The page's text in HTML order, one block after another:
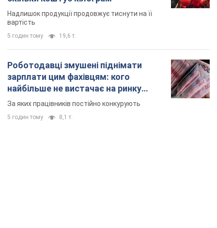
Надлишок продукції продовжує тиснути на її
вартість
5 годин тому 19,6 т.
Роботодавці змушені піднімати
зарплати цим фахівцям: кого
найбільше не вистачає на ринку
праці
За яких працівників постійно конкурують
5 годин тому 8,1 т.